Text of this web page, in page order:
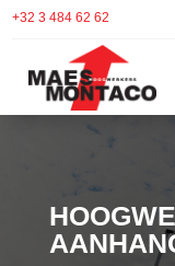
+32 3 484 62 62